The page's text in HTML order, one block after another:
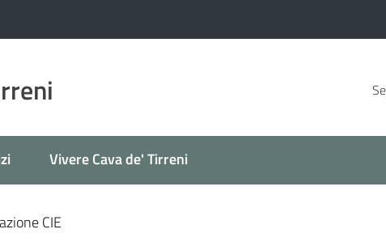
Vivere Cava de' Tirreni
CIE